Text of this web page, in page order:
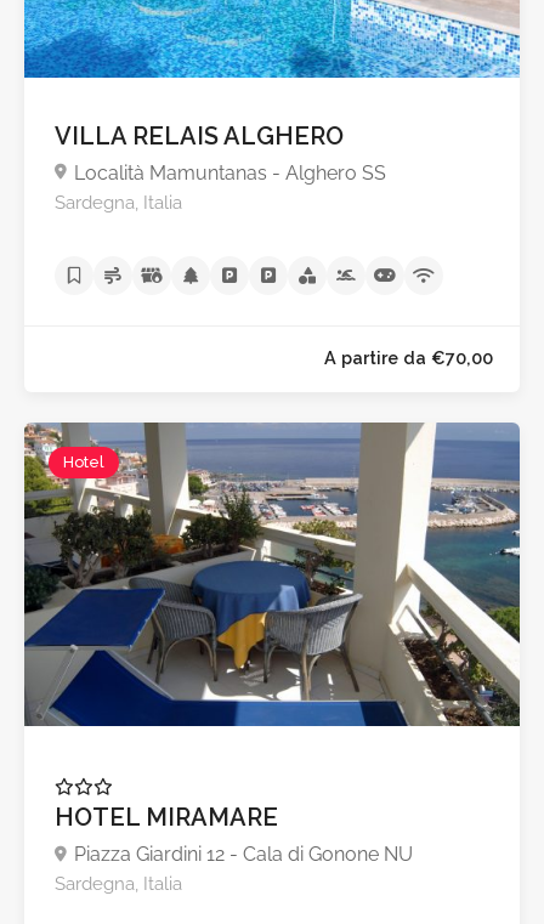
A partire da
VILLA RELAIS ALGHERO
Località Mamuntanas - Alghero SS
Sardegna, Italia
Hotel
HOTEL MIRAMARE
Piazza Giardini 12 - Cala di Gonone NU
Sardegna, Italia